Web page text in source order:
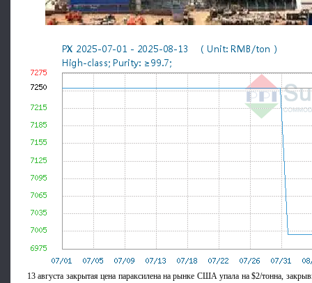
13 августа закрытая цена параксилена на рынке США упала на $2/тонна,